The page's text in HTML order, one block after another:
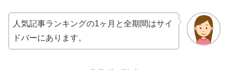
人気記事ランキングの1ヶ月と全期間はサイ
ドバーにあります。